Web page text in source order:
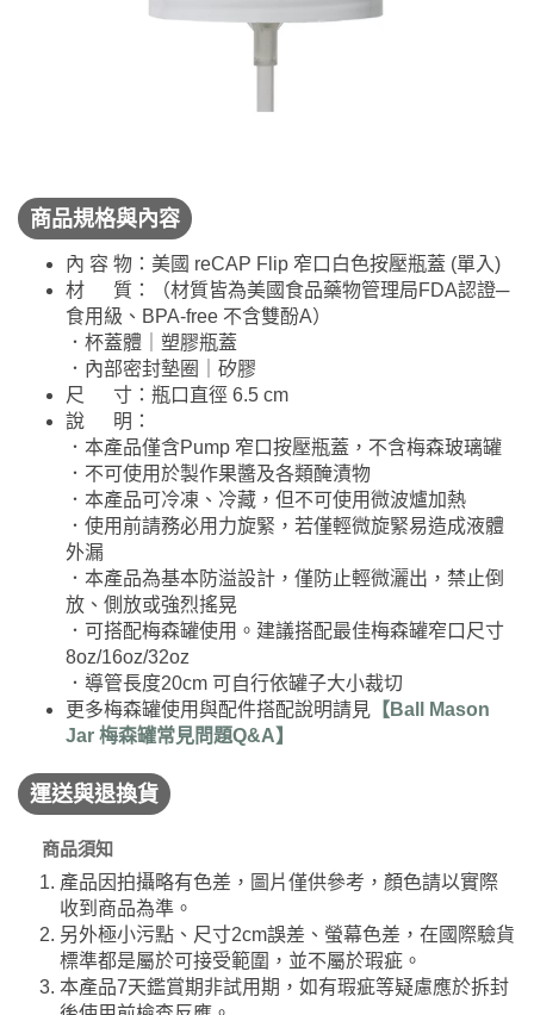
商品規格與內容
內 容 物：美國 reCAP Flip 窄口白色按壓瓶蓋 (單入)
材 質：（材質皆為美國食品藥物管理局FDA認證─
食用級、BPA-free 不含雙酚A）
．杯蓋體｜塑膠瓶蓋
．內部密封墊圈｜矽膠
尺 寸：瓶口直徑 6.5 cm
說 明：
．本產品僅含Pump 窄口按壓瓶蓋，不含梅森玻璃罐
．不可使用於製作果醬及各類醃漬物
．本產品可冷凍、冷藏，但不可使用微波爐加熱
．使用前請務必用力旋緊，若僅輕微旋緊易造成液體
外漏
．本產品為基本防溢設計，僅防止輕微灑出，禁止倒
放、側放或強烈搖晃
．可搭配梅森罐使用。建議搭配最佳梅森罐窄口尺寸
8oz/16oz/32oz
．導管長度20cm 可自行依罐子大小裁切
更多梅森罐使用與配件搭配說明請見 【Ball Mason
Jar 梅森罐常見問題Q&A】
運送與退換貨
商品須知
產品因拍攝略有色差，圖片僅供參考，顏色請以實際
收到商品為準。
另外極小污點、尺寸2cm誤差、螢幕色差，在國際驗貨
標準都是屬於可接受範圍，並不屬於瑕疵。
本產品7天鑑賞期非試用期，如有瑕疵等疑慮應於拆封